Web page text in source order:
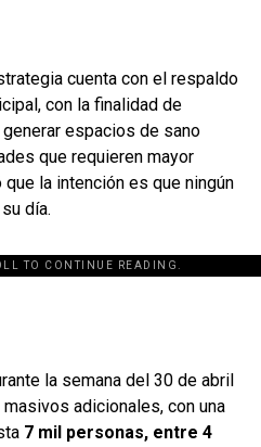
cuenta con el respaldo
con la finalidad de
espacios de sano
que requieren mayor
la intención es que ningún
día.
TO CONTINUE READING.
id="243463"]
la semana del 30 de abril
adicionales, con una
7 mil personas, entre 4